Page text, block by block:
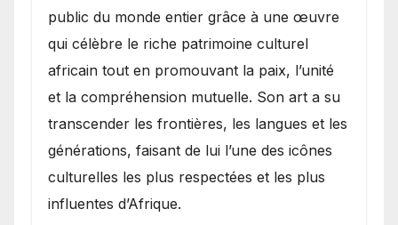
public du monde entier grâce à une œuvre
qui célèbre le riche patrimoine culturel
africain tout en promouvant la paix, l’unité
et la compréhension mutuelle. Son art a su
transcender les frontières, les langues et les
générations, faisant de lui l’une des icônes
culturelles les plus respectées et les plus
influentes d’Afrique.